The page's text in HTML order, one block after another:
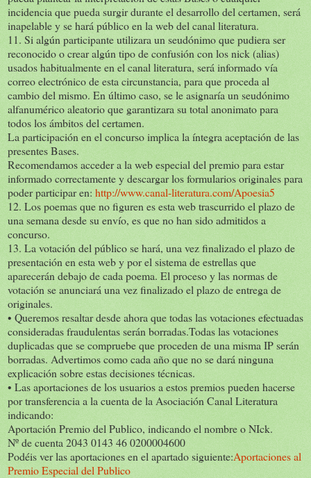
incidencia que pueda surgir durante el desarrollo del certamen, será
inapelable y se hará público en la web del canal literatura.
11. Si algún participante utilizara un seudónimo que pudiera ser
reconocido o crear algún tipo de confusión con los nick (alias)
usados habitualmente en el canal literatura, será informado vía
correo electrónico de esta circunstancia, para que proceda al
cambio del mismo. En último caso, se le asignaría un seudónimo
alfanumérico aleatorio que garantizara su total anonimato para
todos los ámbitos del certamen.
La participación en el concurso implica la íntegra aceptación de las
presentes Bases.
Recomendamos acceder a la web especial del premio para estar
informado correctamente y descargar los formularios originales para
poder participar en: http://www.canal-literatura.com/Apoesia5
12. Los poemas que no figuren es esta web trascurrido el plazo de
una semana desde su envío, es que no han sido admitidos a
concurso.
13. La votación del público se hará, una vez finalizado el plazo de
presentación en esta web y por el sistema de estrellas que
aparecerán debajo de cada poema. El proceso y las normas de
votación se anunciará una vez finalizado el plazo de entrega de
originales.
• Queremos resaltar desde ahora que todas las votaciones efectuadas
consideradas fraudulentas serán borradas.Todas las votaciones
duplicadas que se compruebe que proceden de una misma IP serán
borradas. Advertimos como cada año que no se dará ninguna
explicación sobre estas decisiones técnicas.
• Las aportaciones de los usuarios a estos premios pueden hacerse
por transferencia a la cuenta de la Asociación Canal Literatura
indicando:
Aportación Premio del Publico, indicando el nombre o NIck.
Nº de cuenta 2043 0143 46 0200004600
Podéis ver las aportaciones en el apartado siguiente:Aportaciones al
Premio Especial del Publico